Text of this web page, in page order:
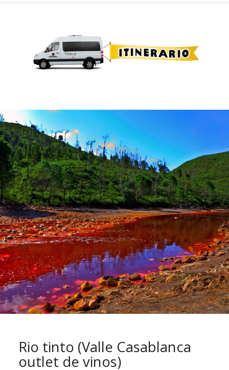
Rio tinto (Valle Casablanca
outlet de vinos)